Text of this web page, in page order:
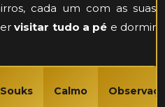
cada um com as suas
visitar tudo a pé e dormir
Souks Calmo